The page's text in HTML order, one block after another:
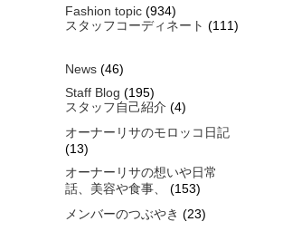
Fashion topic (934)
スタッフコーディネート (111)
News (46)
Staff Blog (195)
スタッフ自己紹介 (4)
オーナーリサのモロッコ日記
(13)
オーナーリサの想いや日常
話、美容や食事、
(153)
メンバーのつぶやき (23)